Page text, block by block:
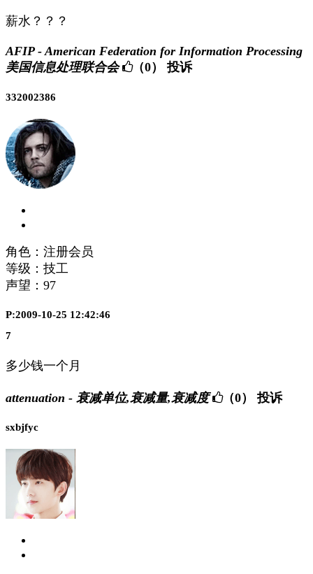
薪水？？？
AFIP - American Federation for Information Processing
美国信息处理联合会
（0） 投诉
332002386
角色：注册会员
等级：技工
声望： 97
P:2009-10-25 12:42:46
7
多少钱一个月
attenuation - 衰减单位,衰减量,衰减度 （0） 投诉
sxbjfyc